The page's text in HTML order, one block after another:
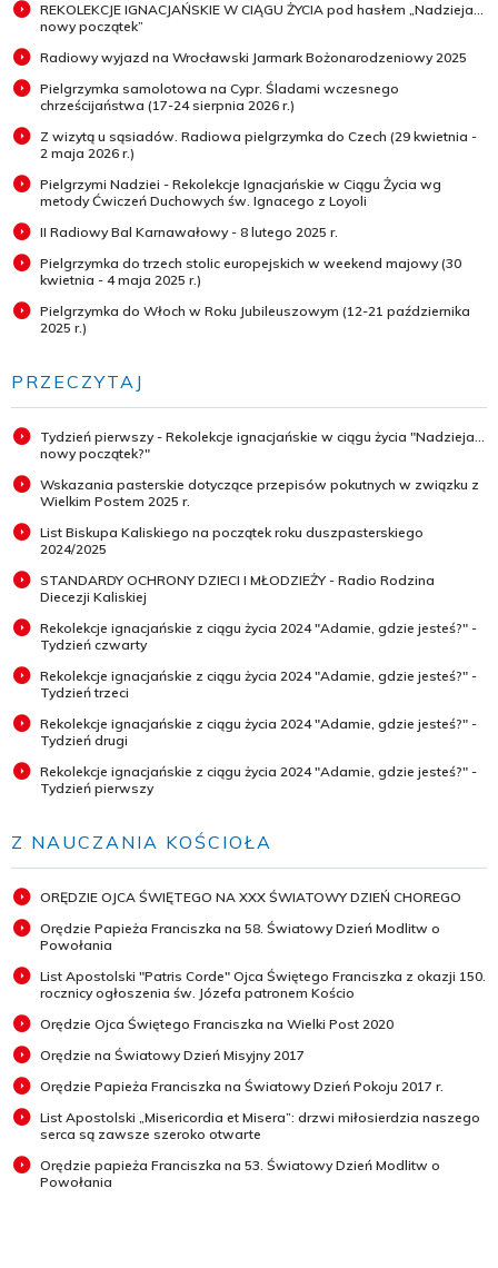
REKOLEKCJE IGNACJAŃSKIE W CIĄGU ŻYCIA pod hasłem „Nadzieja...
nowy początek”
Radiowy wyjazd na Wrocławski Jarmark Bożonarodzeniowy 2025
Pielgrzymka samolotowa na Cypr. Śladami wczesnego
chrześcijaństwa (17-24 sierpnia 2026 r.)
Z wizytą u sąsiadów. Radiowa pielgrzymka do Czech (29 kwietnia -
2 maja 2026 r.)
Pielgrzymi Nadziei - Rekolekcje Ignacjańskie w Ciągu Życia wg
metody Ćwiczeń Duchowych św. Ignacego z Loyoli
II Radiowy Bal Karnawałowy - 8 lutego 2025 r.
Pielgrzymka do trzech stolic europejskich w weekend majowy (30
kwietnia - 4 maja 2025 r.)
Pielgrzymka do Włoch w Roku Jubileuszowym (12-21 października
2025 r.)
PRZECZYTAJ
Tydzień pierwszy - Rekolekcje ignacjańskie w ciągu życia "Nadzieja...
nowy początek?"
Wskazania pasterskie dotyczące przepisów pokutnych w związku z
Wielkim Postem 2025 r.
List Biskupa Kaliskiego na początek roku duszpasterskiego
2024/2025
STANDARDY OCHRONY DZIECI I MŁODZIEŻY - Radio Rodzina
Diecezji Kaliskiej
Rekolekcje ignacjańskie z ciągu życia 2024 "Adamie, gdzie jesteś?" -
Tydzień czwarty
Rekolekcje ignacjańskie z ciągu życia 2024 "Adamie, gdzie jesteś?" -
Tydzień trzeci
Rekolekcje ignacjańskie z ciągu życia 2024 "Adamie, gdzie jesteś?" -
Tydzień drugi
Rekolekcje ignacjańskie z ciągu życia 2024 "Adamie, gdzie jesteś?" -
Tydzień pierwszy
Z NAUCZANIA KOŚCIOŁA
ORĘDZIE OJCA ŚWIĘTEGO NA XXX ŚWIATOWY DZIEŃ CHOREGO
Orędzie Papieża Franciszka na 58. Światowy Dzień Modlitw o
Powołania
List Apostolski "Patris Corde" Ojca Świętego Franciszka z okazji 150.
rocznicy ogłoszenia św. Józefa patronem Kościo
Orędzie Ojca Świętego Franciszka na Wielki Post 2020
Orędzie na Światowy Dzień Misyjny 2017
Orędzie Papieża Franciszka na Światowy Dzień Pokoju 2017 r.
List Apostolski „Misericordia et Misera”: drzwi miłosierdzia naszego
serca są zawsze szeroko otwarte
Orędzie papieża Franciszka na 53. Światowy Dzień Modlitw o
Powołania